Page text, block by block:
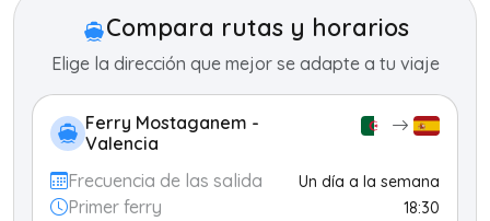
Compara rutas y horarios
Elige la dirección que mejor se adapte a tu viaje
Ferry Mostaganem -
Valencia
Frecuencia de las salida
Un día a la semana
Primer ferry 18:30